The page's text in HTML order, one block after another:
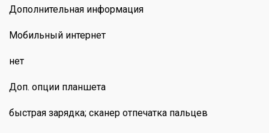
Дополнительная информация
Мобильный интернет
нет
Доп. опции планшета
быстрая зарядка; сканер отпечатка пальцев